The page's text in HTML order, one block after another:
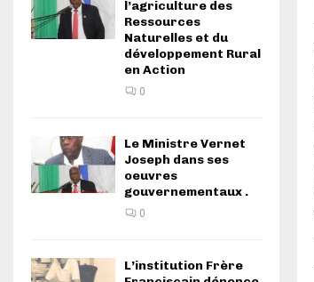
l’agriculture des
Ressources
Naturelles et du
développement Rural
en Action
0
Le Ministre Vernet
Joseph dans ses
oeuvres
gouvernementaux .
0
L’institution Frère